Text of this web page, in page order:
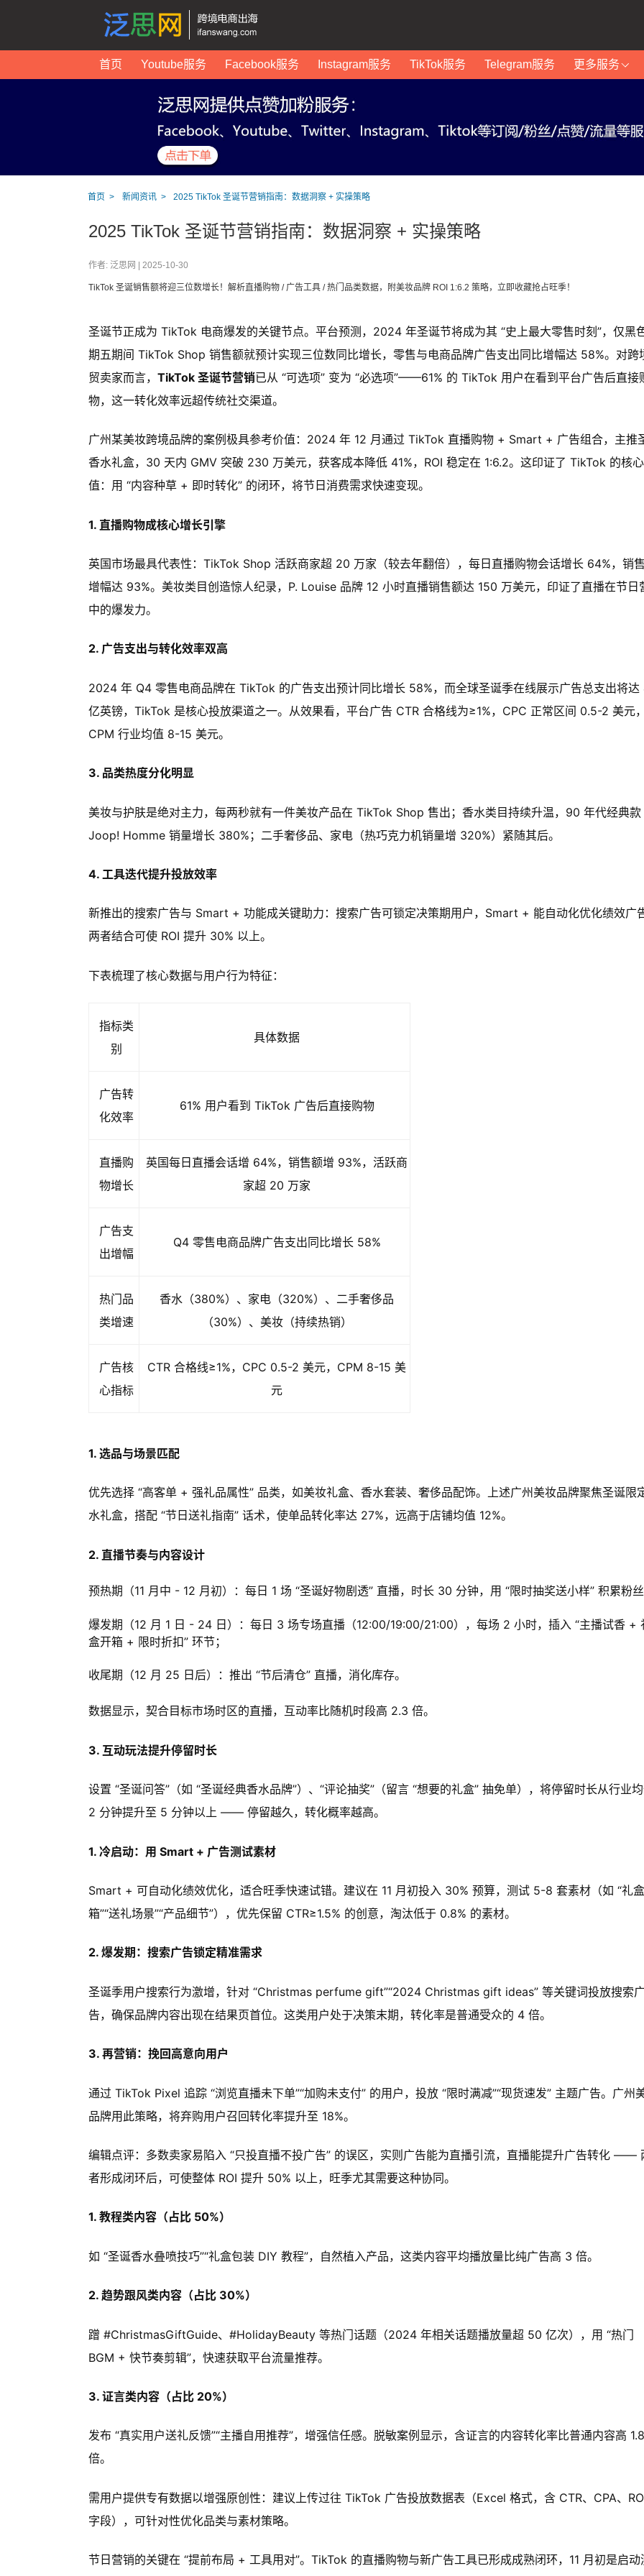
首页 Youtube服务 Facebook服务 Instagram服务 TikTok服务 Telegram服务 更多服务
首页 新闻资讯 2025 TikTok 圣诞节营销指南：数据洞察 + 实操策略
2025 TikTok 圣诞节营销指南：数据洞察 + 实操策略
作者: 泛思网 | 2025-10-30
TikTok 圣诞销售额将迎三位数增长！解析直播购物 / 广告工具 / 热门品类数据，附美妆品牌 ROI 1:6.2 策略，立即收藏抢占旺季！
圣诞节正成为 TikTok 电商爆发的关键节点。平台预测，2024 年圣诞节将成为其 “史上最大零售时刻”，仅黑
期五期间 TikTok Shop 销售额就预计实现三位数同比增长，零售与电商品牌广告支出同比增幅达 58%。对跨
贸卖家而言， TikTok 圣诞节营销已从 “可选项” 变为 “必选项”——61% 的 TikTok 用户在看到平台广告后直接
物，这一转化效率远超传统社交渠道。
广州某美妆跨境品牌的案例极具参考价值：2024 年 12 月通过 TikTok 直播购物 + Smart + 广告组合，主推
香水礼盒，30 天内 GMV 突破 230 万美元，获客成本降低 41%，ROI 稳定在 1:6.2。这印证了 TikTok 的核
值：用 “内容种草 + 即时转化” 的闭环，将节日消费需求快速变现。
1. 直播购物成核心增长引擎
英国市场最具代表性：TikTok Shop 活跃商家超 20 万家（较去年翻倍），每日直播购物会话增长 64%，销
增幅达 93%。美妆类目创造惊人纪录，P. Louise 品牌 12 小时直播销售额达 150 万美元，印证了直播在节日
中的爆发力。
2. 广告支出与转化效率双高
2024 年 Q4 零售电商品牌在 TikTok 的广告支出预计同比增长 58%，而全球圣诞季在线展示广告总支出将达
亿英镑，TikTok 是核心投放渠道之一。从效果看，平台广告 CTR 合格线为≥1%，CPC 正常区间 0.5-2 美元，
CPM 行业均值 8-15 美元。
3. 品类热度分化明显
美妆与护肤是绝对主力，每两秒就有一件美妆产品在 TikTok Shop 售出；香水类目持续升温，90 年代经典款
Joop! Homme 销量增长 380%；二手奢侈品、家电（热巧克力机销量增 320%）紧随其后。
4. 工具迭代提升投放效率
新推出的搜索广告与 Smart + 功能成关键助力：搜索广告可锁定决策期用户，Smart + 能自动化优化绩效广告
两者结合可使 ROI 提升 30% 以上。
下表梳理了核心数据与用户行为特征：
指标类
别
具体数据
广告转
化效率
61% 用户看到 TikTok 广告后直接购物
直播购
物增长
英国每日直播会话增 64%，销售额增 93%，活跃商
家超 20 万家
广告支
出增幅
Q4 零售电商品牌广告支出同比增长 58%
热门品
类增速
香水（380%）、家电（320%）、二手奢侈品
（30%）、美妆（持续热销）
广告核
心指标
CTR 合格线≥1%，CPC 0.5-2 美元，CPM 8-15 美
元
1. 选品与场景匹配
优先选择 “高客单 + 强礼品属性” 品类，如美妆礼盒、香水套装、奢侈品配饰。上述广州美妆品牌聚焦圣诞限
水礼盒，搭配 “节日送礼指南” 话术，使单品转化率达 27%，远高于店铺均值 12%。
2. 直播节奏与内容设计
预热期（11 月中 - 12 月初）：每日 1 场 “圣诞好物剧透” 直播，时长 30 分钟，用 “限时抽奖送小样” 积累粉丝
爆发期（12 月 1 日 - 24 日）：每日 3 场专场直播（12:00/19:00/21:00），每场 2 小时，插入 “主播试香 +
盒开箱 + 限时折扣” 环节；
收尾期（12 月 25 日后）：推出 “节后清仓” 直播，消化库存。
数据显示，契合目标市场时区的直播，互动率比随机时段高 2.3 倍。
3. 互动玩法提升停留时长
设置 “圣诞问答”（如 “圣诞经典香水品牌”）、“评论抽奖”（留言 “想要的礼盒” 抽免单），将停留时长从行业
2 分钟提升至 5 分钟以上 —— 停留越久，转化概率越高。
1. 冷启动：用 Smart + 广告测试素材
Smart + 可自动化绩效优化，适合旺季快速试错。建议在 11 月初投入 30% 预算，测试 5-8 套素材（如 “礼
箱”“送礼场景”“产品细节”），优先保留 CTR≥1.5% 的创意，淘汰低于 0.8% 的素材。
2. 爆发期：搜索广告锁定精准需求
圣诞季用户搜索行为激增，针对 “Christmas perfume gift”“2024 Christmas gift ideas” 等关键词投放搜索广
告，确保品牌内容出现在结果页首位。这类用户处于决策末期，转化率是普通受众的 4 倍。
3. 再营销：挽回高意向用户
通过 TikTok Pixel 追踪 “浏览直播未下单”“加购未支付” 的用户，投放 “限时满减”“现货速发” 主题广告。广州
品牌用此策略，将弃购用户召回转化率提升至 18%。
编辑点评：多数卖家易陷入 “只投直播不投广告” 的误区，实则广告能为直播引流，直播能提升广告转化 ——
者形成闭环后，可使整体 ROI 提升 50% 以上，旺季尤其需要这种协同。
1. 教程类内容（占比 50%）
如 “圣诞香水叠喷技巧”“礼盒包装 DIY 教程”，自然植入产品，这类内容平均播放量比纯广告高 3 倍。
2. 趋势跟风类内容（占比 30%）
蹭 #ChristmasGiftGuide、#HolidayBeauty 等热门话题（2024 年相关话题播放量超 50 亿次），用 “热门
BGM + 快节奏剪辑”，快速获取平台流量推荐。
3. 证言类内容（占比 20%）
发布 “真实用户送礼反馈”“主播自用推荐”，增强信任感。脱敏案例显示，含证言的内容转化率比普通内容高 1.8
倍。
需用户提供专有数据以增强原创性：建议上传过往 TikTok 广告投放数据表（Excel 格式，含 CTR、CPA、
字段），可针对性优化品类与素材策略。
节日营销的关键在 “提前布局 + 工具用对”。TikTok 的直播购物与新广告工具已形成成熟闭环，11 月初是启动